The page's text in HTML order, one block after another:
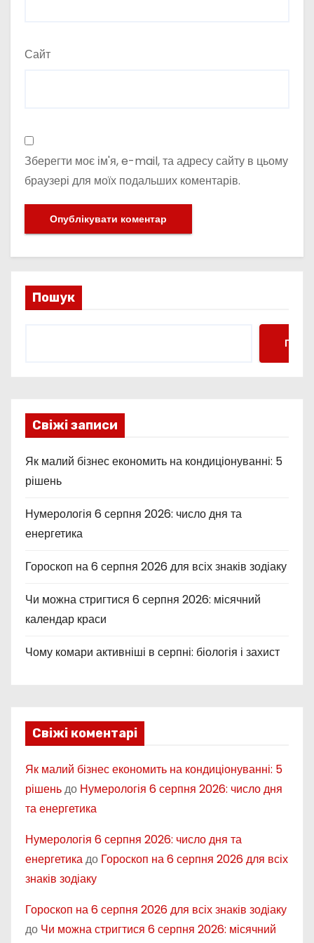
Сайт
Зберегти моє ім'я, e-mail, та адресу сайту в цьому
браузері для моїх подальших коментарів.
Пошук
Свіжі записи
Як малий бізнес економить на кондиціонуванні: 5
рішень
Нумерологія 6 серпня 2026: число дня та
енергетика
Гороскоп на 6 серпня 2026 для всіх знаків зодіаку
Чи можна стригтися 6 серпня 2026: місячний
календар краси
Чому комари активніші в серпні: біологія і захист
Свіжі коментарі
Як малий бізнес економить на кондиціонуванні: 5
рішеньдо Нумерологія 6 серпня 2026: число дня
та енергетика
Нумерологія 6 серпня 2026: число дня та
енергетикадо Гороскоп на 6 серпня 2026 для всіх
знаків зодіаку
Гороскоп на 6 серпня 2026 для всіх знаків зодіаку
до Чи можна стригтися 6 серпня 2026: місячний